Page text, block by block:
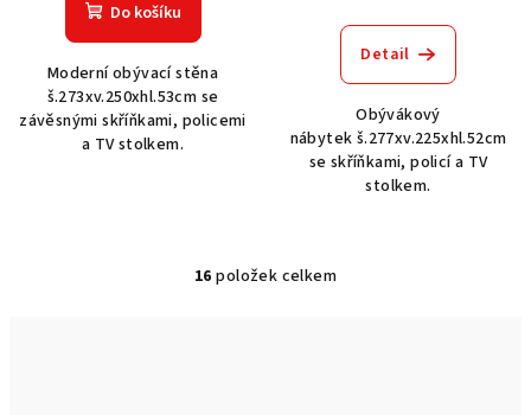
Do košíku
Moderní obývací stěna
š.273xv.250xhl.53cm se
závěsnými skříňkami, policemi
a TV stolkem.
Detail
Obývákový
nábytek š.277xv.225xhl.52cm
se skříňkami, policí a TV
stolkem.
O
16 položek celkem